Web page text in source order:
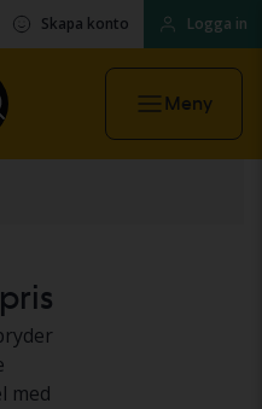
Skapa konto Logga in
Meny
med